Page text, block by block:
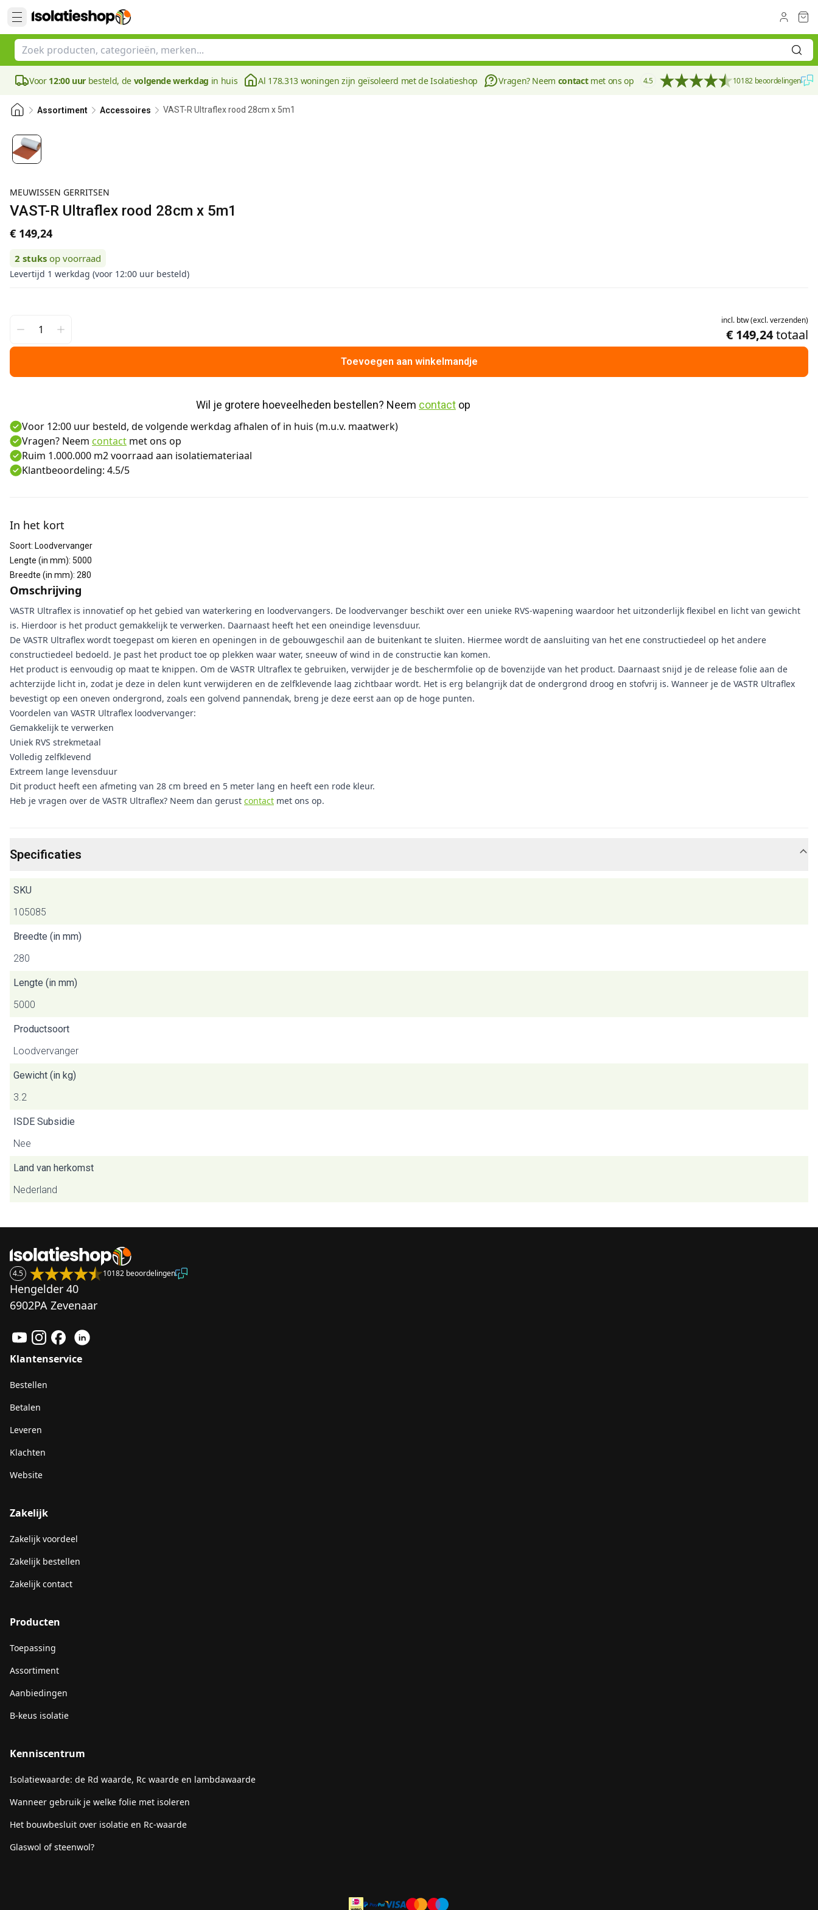
Voor 12:00 uur besteld, de volgende werkdag in huis Al 178.313 woningen zijn geïsoleerd met de Isolatieshop Vragen? Neem contactmet ons op 4.5 10182 beoordelingen
Assortiment Accessoires VAST-R Ultraflex rood 28cm x 5m1
MEUWISSEN GERRITSEN
VAST-R Ultraflex rood 28cm x 5m1
€ 149,24
2 stuks op voorraad
Levertijd 1 werkdag (voor 12:00 uur besteld)
incl. btw(excl.verzenden)
€ 149,24totaal
Toevoegen aan winkelmandje
Wil je grotere hoeveelheden bestellen? Neem contact op
Voor 12:00 uur besteld, de volgende werkdag afhalen of in huis (m.u.v. maatwerk)
Vragen? Neem contact met ons op
Ruim 1.000.000 m2 voorraad aan isolatiemateriaal
Klantbeoordeling: 4.5/5
In het kort
Soort: Loodvervanger
Lengte (in mm): 5000
Breedte (in mm): 280
Omschrijving
VASTR Ultraflex is innovatief op het gebied van waterkering en loodvervangers. De loodvervanger beschikt over een unieke RVS-wapening waardoor het uitzonderlijk flexibel en licht van gewicht
is. Hierdoor is het product gemakkelijk te verwerken. Daarnaast heeft het een oneindige levensduur.
De VASTR Ultraflex wordt toegepast om kieren en openingen in de gebouwgeschil aan de buitenkant te sluiten. Hiermee wordt de aansluiting van het ene constructiedeel op het andere
constructiedeel bedoeld. Je past het product toe op plekken waar water, sneeuw of wind in de constructie kan komen.
Het product is eenvoudig op maat te knippen. Om de VASTR Ultraflex te gebruiken, verwijder je de beschermfolie op de bovenzijde van het product. Daarnaast snijd je de release folie aan de
achterzijde licht in, zodat je deze in delen kunt verwijderen en de zelfklevende laag zichtbaar wordt. Het is erg belangrijk dat de ondergrond droog en stofvrij is. Wanneer je de VASTR Ultraflex
bevestigt op een oneven ondergrond, zoals een golvend pannendak, breng je deze eerst aan op de hoge punten.
Voordelen van VASTR Ultraflex loodvervanger:
Gemakkelijk te verwerken
Uniek RVS strekmetaal
Volledig zelfklevend
Extreem lange levensduur
Dit product heeft een afmeting van 28 cm breed en 5 meter lang en heeft een rode kleur.
Heb je vragen over de VASTR Ultraflex? Neem dan gerust contact met ons op.
Specificaties
SKU
105085
Breedte (in mm)
280
Lengte (in mm)
5000
Productsoort
Loodvervanger
Gewicht (in kg)
3.2
ISDE Subsidie
Nee
Land van herkomst
Nederland
4.5 10182 beoordelingen
Hengelder 40
6902PA Zevenaar
Klantenservice
Bestellen
Betalen
Leveren
Klachten
Website
Zakelijk
Zakelijk voordeel
Zakelijk bestellen
Zakelijk contact
Producten
Toepassing
Assortiment
Aanbiedingen
B-keus isolatie
Kenniscentrum
Isolatiewaarde: de Rd waarde, Rc waarde en lambdawaarde
Wanneer gebruik je welke folie met isoleren
Het bouwbesluit over isolatie en Rc-waarde
Glaswol of steenwol?